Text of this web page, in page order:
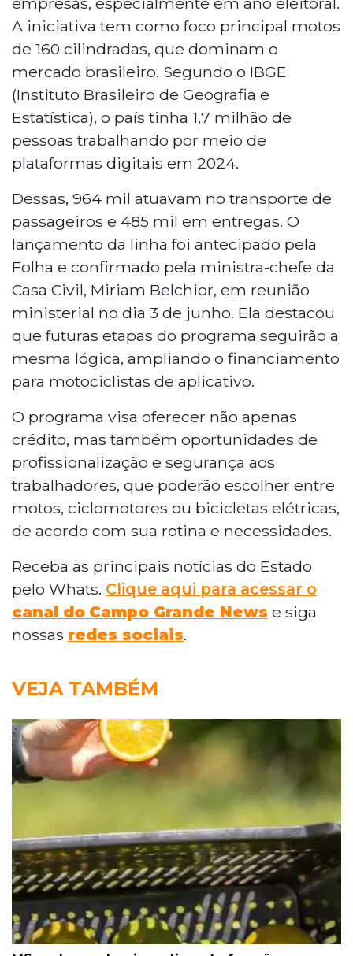
A iniciativa tem como foco principal motos
de 160 cilindradas, que dominam o
mercado brasileiro. Segundo o IBGE
(Instituto Brasileiro de Geografia e
Estatística), o país tinha 1,7 milhão de
pessoas trabalhando por meio de
plataformas digitais em 2024.
Dessas, 964 mil atuavam no transporte de
passageiros e 485 mil em entregas. O
lançamento da linha foi antecipado pela
Folha e confirmado pela ministra-chefe da
Casa Civil, Miriam Belchior, em reunião
ministerial no dia 3 de junho. Ela destacou
que futuras etapas do programa seguirão a
mesma lógica, ampliando o financiamento
para motociclistas de aplicativo.
O programa visa oferecer não apenas
crédito, mas também oportunidades de
profissionalização e segurança aos
trabalhadores, que poderão escolher entre
motos, ciclomotores ou bicicletas elétricas,
de acordo com sua rotina e necessidades.
Receba as principais notícias do Estado
pelo Whats. Clique aqui para acessar o
canal do Campo Grande News e siga
nossas redes sociais.
VEJA TAMBÉM